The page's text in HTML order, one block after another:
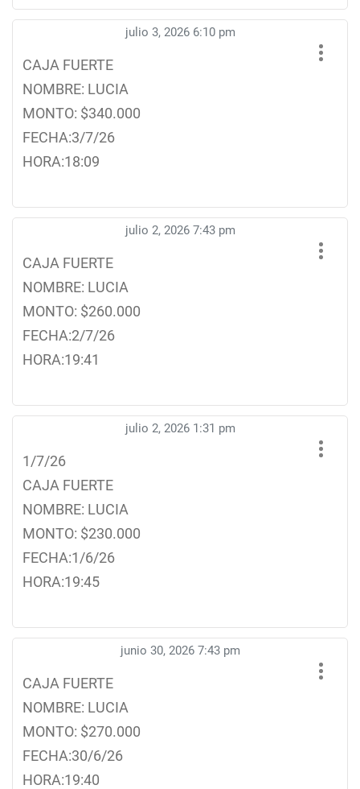
julio 3, 2026 6:10 pm
CAJA FUERTE
NOMBRE: LUCIA
MONTO: $340.000
FECHA:3/7/26
HORA:18:09
julio 2, 2026 7:43 pm
CAJA FUERTE
NOMBRE: LUCIA
MONTO: $260.000
FECHA:2/7/26
HORA:19:41
julio 2, 2026 1:31 pm
1/7/26
CAJA FUERTE
NOMBRE: LUCIA
MONTO: $230.000
FECHA:1/6/26
HORA:19:45
junio 30, 2026 7:43 pm
CAJA FUERTE
NOMBRE: LUCIA
MONTO: $270.000
FECHA:30/6/26
HORA:19:40